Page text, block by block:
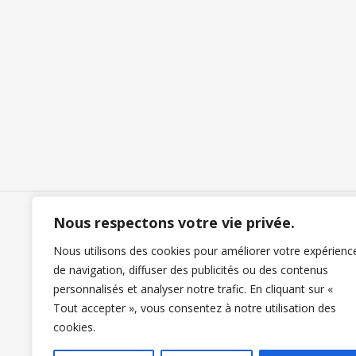
Nous respectons votre vie privée.
Nous utilisons des cookies pour améliorer votre
de navigation, diffuser des publicités ou des contenus
personnalisés et analyser notre trafic. En cliquant sur «
Tout accepter », vous consentez à notre utilisation des
cookies.
Nous contacter